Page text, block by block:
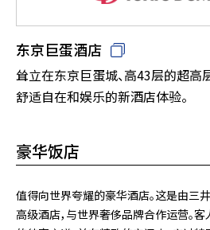
东京巨蛋酒店
耸立在东京巨蛋城、高43层的超高
舒适自在和娱乐的新酒店体验。
豪华饭店
值得向世界夸耀的豪华酒店。这是由三
高级酒店，与世界奢侈品牌合作运营。